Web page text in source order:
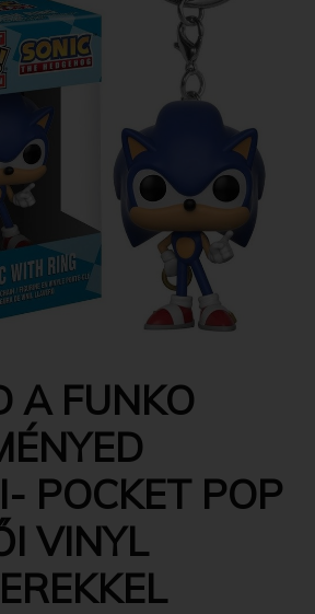
A FUNKO
POCKET POP
VINYL